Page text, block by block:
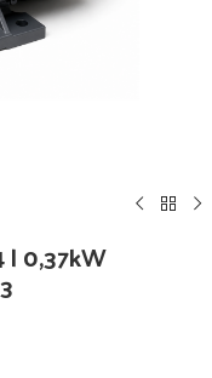
| 0,37kW